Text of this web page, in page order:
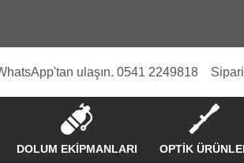
ulaşın. 0541 2249818
DOLUM EKİPMANLARI OPTİK